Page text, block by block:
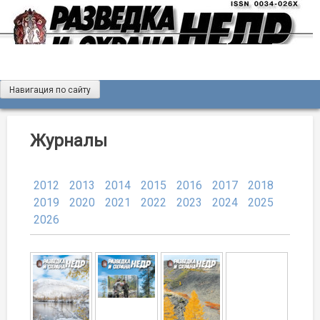
content
Журнал «Разведка и охрана недр»
Мы рады вас приветствовать на сайте журнала «Разведка
и охрана недр»
Навигация по сайту
Журналы
2012 2013 2014 2015 2016 2017
2018
2019
2020 2021 2022 2023 2024
2025
2026